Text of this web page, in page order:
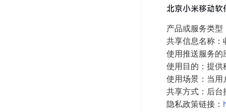
北京小米移动软
产品或服务类
共享信息名称
使用推送服务的
使用目的：提供
使用场景：当用
共享方式：后台
隐私政策链接：